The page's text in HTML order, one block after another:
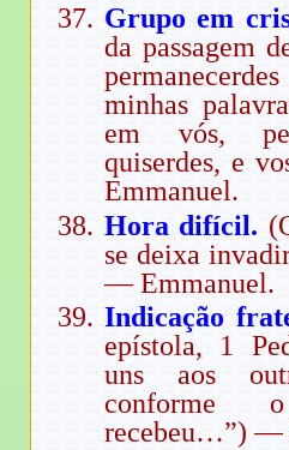
Grupo em
da passagem
minhas
em vós,
quiserdes, e
Emmanuel.
Hora difícil.
se deixa
— Emmanuel.
Indicação
epístola, 1
uns aos
conforme
recebeu…”) —